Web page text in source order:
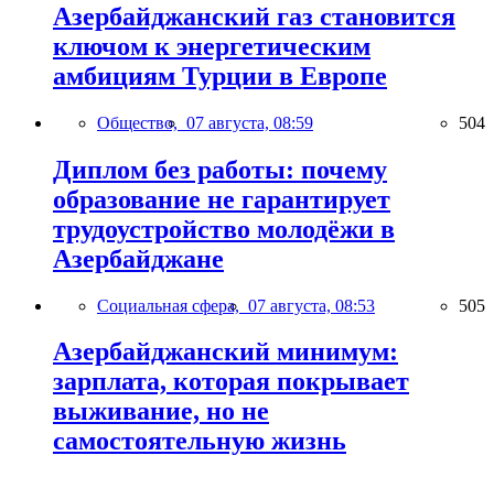
Азербайджанский газ становится
ключом к энергетическим
амбициям Турции в Европе
Общество, 07 августа, 08:59 504
Диплом без работы: почему
образование не гарантирует
трудоустройство молодёжи в
Азербайджане
Социальная сфера, 07 августа, 08:53 505
Азербайджанский минимум:
зарплата, которая покрывает
выживание, но не
самостоятельную жизнь